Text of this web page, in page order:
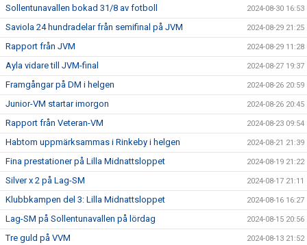
Sollentunavallen bokad 31/8 av fotboll 2024-08-30 16:53
Saviola 24 hundradelar från semifinal på JVM 2024-08-29 21:25
Rapport från JVM 2024-08-29 11:28
Ayla vidare till JVM-final 2024-08-27 19:37
Framgångar på DM i helgen 2024-08-26 20:59
Junior-VM startar imorgon 2024-08-26 20:45
Rapport från Veteran-VM 2024-08-23 09:54
Habtom uppmärksammas i Rinkeby i helgen 2024-08-21 21:39
Fina prestationer på Lilla Midnattsloppet 2024-08-19 21:22
Silver x 2 på Lag-SM 2024-08-17 21:11
Klubbkampen del 3: Lilla Midnattsloppet 2024-08-16 16:27
Lag-SM på Sollentunavallen på lördag 2024-08-15 20:56
Tre guld på VVM 2024-08-13 21:52